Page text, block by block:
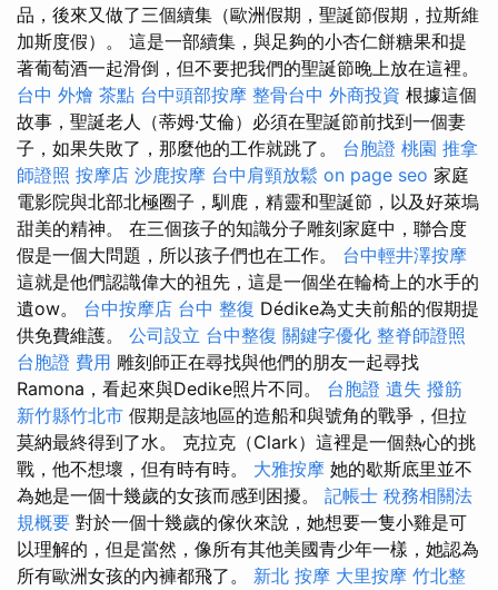
品，後來又做了三個續集（歐洲假期，聖誕節假期，拉斯維
加斯度假）。 這是一部續集，與足夠的小杏仁餅糖果和提
著葡萄酒一起滑倒，但不要把我們的聖誕節晚上放在這裡。
台中 外燴 茶點 台中頭部按摩 整骨台中 外商投資 根據這個
故事，聖誕老人（蒂姆·艾倫）必須在聖誕節前找到一個妻
子，如果失敗了，那麼他的工作就跳了。 台胞證 桃園 推拿
師證照 按摩店 沙鹿按摩 台中肩頸放鬆 on page seo 家庭
電影院與北部北極圈子，馴鹿，精靈和聖誕節，以及好萊塢
甜美的精神。 在三個孩子的知識分子雕刻家庭中，聯合度
假是一個大問題，所以孩子們也在工作。 台中輕井澤按摩
這就是他們認識偉大的祖先，這是一個坐在輪椅上的水手的
遺ow。 台中按摩店 台中 整復 Dédike為丈夫前船的假期提
供免費維護。 公司設立 台中整復 關鍵字優化 整脊師證照
台胞證 費用 雕刻師正在尋找與他們的朋友一起尋找
Ramona，看起來與Dedike照片不同。 台胞證 遺失 撥筋
新竹縣竹北市 假期是該地區的造船和與號角的戰爭，但拉
莫納最終得到了水。 克拉克（Clark）這裡是一個熱心的挑
戰，他不想壞，但有時有時。 大雅按摩 她的歇斯底里並不
為她是一個十幾歲的女孩而感到困擾。 記帳士 稅務相關法
規概要 對於一個十幾歲的傢伙來說，她想要一隻小雞是可
以理解的，但是當然，像所有其他美國青少年一樣，她認為
所有歐洲女孩的內褲都飛了。 新北 按摩 大里按摩 竹北整